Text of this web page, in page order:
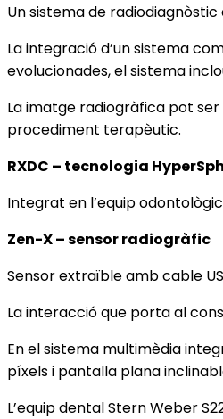
Un sistema de
La integració d’un sistema
evolucionades, el sistema
La imatge radiogràfica pot
procediment terapèutic.
RXDC – tecnologia
Integrat en l’equip
Zen-X – sensor radiogràfic
Sensor extraïble amb cable
La interacció que porta al
En el sistema multimèdia
píxels i pantalla plana
L’equip dental Stern Weber